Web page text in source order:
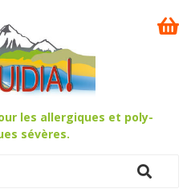
les allergiques et poly-
sévères.